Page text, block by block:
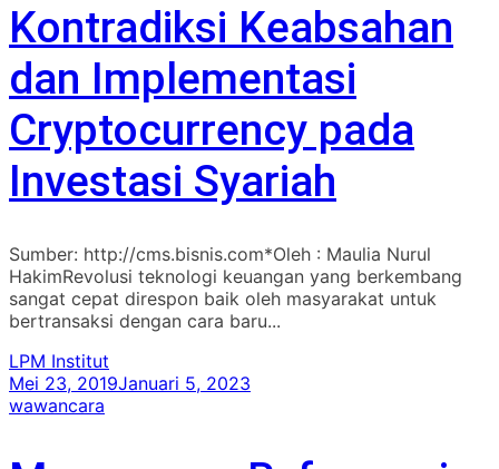
Kontradiksi Keabsahan
dan Implementasi
Cryptocurrency pada
Investasi Syariah
Sumber: http://cms.bisnis.com*Oleh : Maulia Nurul
HakimRevolusi teknologi keuangan yang berkembang
sangat cepat direspon baik oleh masyarakat untuk
bertransaksi dengan cara baru...
LPM Institut
Mei 23, 2019Januari 5, 2023
wawancara